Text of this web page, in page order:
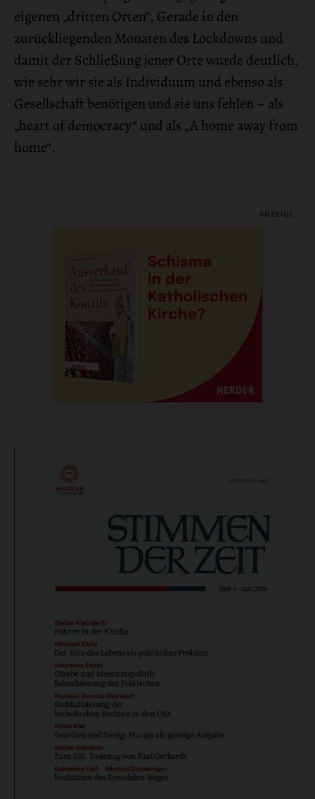
eigenen „dritten Orten“. Gerade in den
zurückliegenden Monaten des Lockdowns und
damit der Schließung jener Orte wurde deutlich,
wie sehr wir sie als Individuum und ebenso als
Gesellschaft benötigen und sie uns fehlen – als
„heart of democracy“ und als „A home away from
home“.